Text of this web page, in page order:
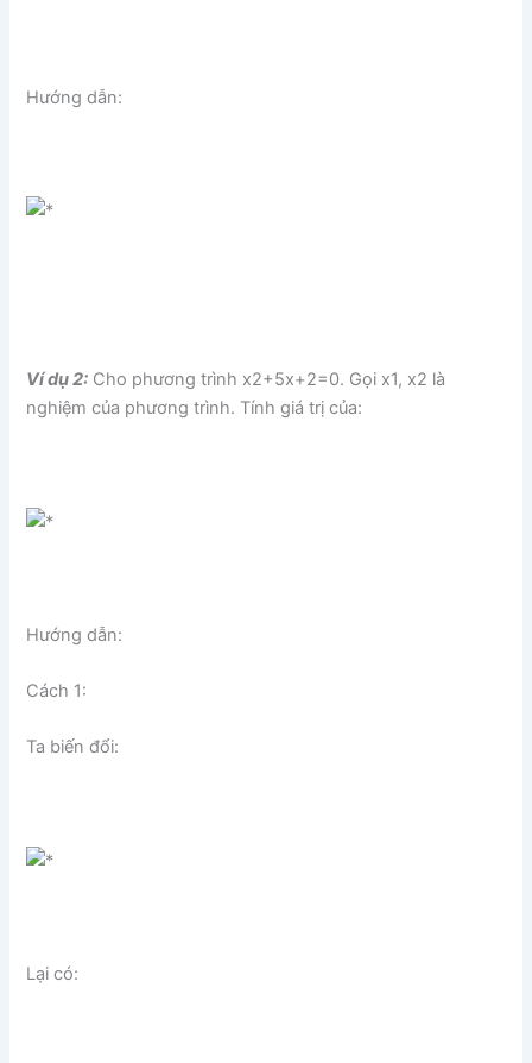
Hướng dẫn:
Ví dụ 2: Cho phương trình x2+5x+2=0. Gọi x1, x2 là
nghiệm của phương trình. Tính giá trị của:
Hướng dẫn:
Cách 1:
Ta biến đổi:
Lại có: